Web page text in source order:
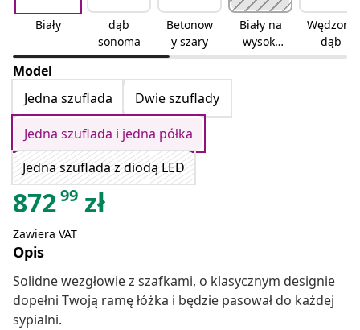
Biały
dąb
sonoma
Betonow
y szary
Biały na
wysoki
połysk
Wędzony
dąb
Model
Jedna szuflada
Dwie szuflady
Jedna szuflada i jedna półka
Jedna szuflada z diodą LED
87299 zł
Zawiera VAT
Opis
Solidne wezgłowie z szafkami, o klasycznym designie
dopełni Twoją ramę łóżka i będzie pasował do każdej
sypialni.